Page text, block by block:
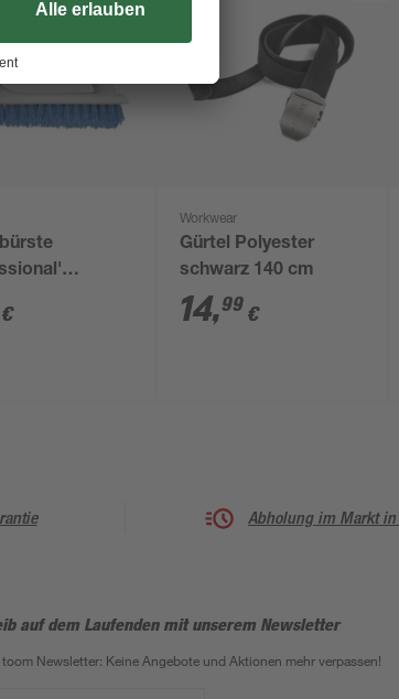
20 cm
€
Workwear
Gürtel Polyester
schwarz 140 cm
14,99 €
Abholung im Markt
auf dem Laufenden mit unserem Newsletter
toom Newsletter: Keine Angebote und Aktionen mehr verpassen!